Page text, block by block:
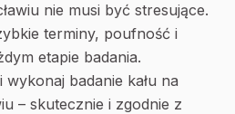
nie musi być stresujące.
terminy, poufność i
etapie badania.
badanie kału na
– skutecznie i zgodnie z